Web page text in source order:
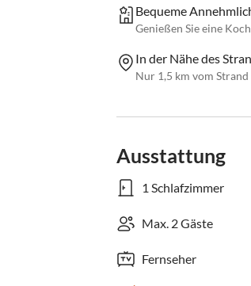
Bequeme
Genießen Sie eine
In der Nähe des
Nur 1,5 km vom
Ausstattung
1 Schlafzimmer
Max. 2 Gäste
Fernseher